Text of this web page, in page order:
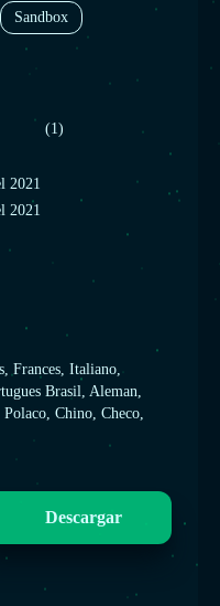
Sandbox
(1)
2021
2021
Frances, Italiano,
Brasil, Aleman,
Polaco, Chino, Checo,
Descargar